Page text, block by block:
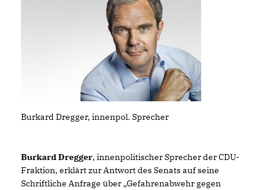
Burkard Dregger, innenpol. Sprecher
Burkard Dregger, innenpolitischer Sprecher der CDU-
Fraktion, erklärt zur Antwort des Senats auf seine
Schriftliche Anfrage über „Gefahrenabwehr gegen